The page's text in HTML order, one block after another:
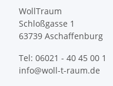
WollTraum
Schloßgasse 1
63739 Aschaffenburg
Tel: 06021 - 40 45 00 1
info@woll-t-raum.de